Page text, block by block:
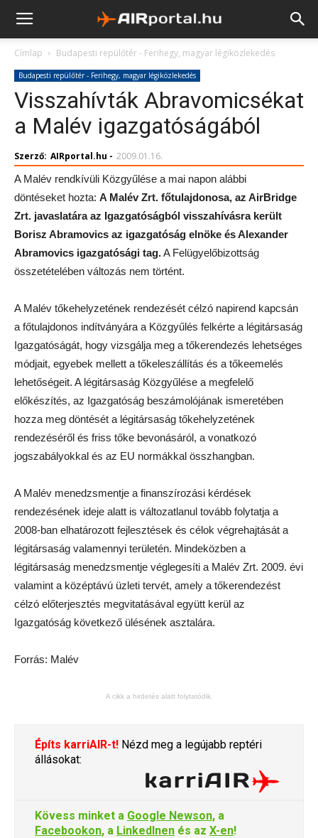
Címlap Budapesti repülőtér - Ferihegy, magyar légiközlekedés
Budapesti repülőtér - Ferihegy, magyar légiközlekedés
Visszahívták Abravomicsékat
a Malév igazgatóságából
Szerző: AIRportal.hu - 2009.01.16.
A Malév rendkívüli Közgyűlése a mai napon alábbi
döntéseket hozta: A Malév Zrt. főtulajdonosa, az AirBridge
Zrt. javaslatára az Igazgatóságból visszahívásra került
Borisz Abramovics az igazgatóság elnöke és Alexander
Abramovics igazgatósági tag.A Felügyelőbizottság
összetételében változás nem történt.
A Malév tőkehelyzetének rendezését célzó napirend kapcsán
a főtulajdonos indítványára a Közgyűlés felkérte a légitársaság
Igazgatóságát, hogy vizsgálja meg a tőkerendezés lehetséges
módjait, egyebek mellett a tőkeleszállítás és a tőkeemelés
lehetőségeit. A légitársaság Közgyűlése a megfelelő
előkészítés, az Igazgatóság beszámolójának ismeretében
hozza meg döntését a légitársaság tőkehelyzetének
rendezéséről és friss tőke bevonásáról, a vonatkozó
jogszabályokkal és az EU normákkal összhangban.
A Malév menedzsmentje a finanszírozási kérdések
rendezésének ideje alatt is változatlanul tovább folytatja a
2008-ban elhatározott fejlesztések és célok végrehajtását a
légitársaság valamennyi területén. Mindeközben a
légitársaság menedzsmentje véglegesíti a Malév Zrt. 2009. évi
valamint a középtávú üzleti tervét, amely a tőkerendezést
célzó előterjesztés megvitatásával együtt kerül az
Igazgatóság következő ülésének asztalára.
Forrás: Malév
A cikk a hirdetés alatt folytatódik.
Építs karriAIR-t! Nézd meg a legújabb reptéri
állásokat:
Kövess minket a Google Newson, a
Facebookon, a LinkedInen és az X-en!